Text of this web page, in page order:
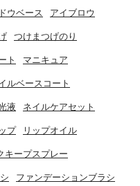
ウベース アイブロウ
つけまつげのり
ト マニキュア
ルベースコート
液 ネイルケアセット
プ リップオイル
キープスプレー
ファンデーションブラシ